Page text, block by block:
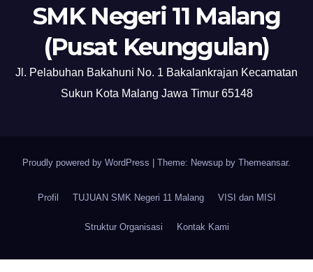
SMK Negeri 11 Malang
(Pusat Keunggulan)
Jl. Pelabuhan Bakahuni No. 1 Bakalankrajan Kecamatan
Sukun Kota Malang Jawa Timur 65148
Proudly powered by WordPress | Theme: Newsup by Themeansar.
Profil TUJUAN SMK Negeri 11 Malang VISI dan MISI
Struktur Organisasi Kontak Kami